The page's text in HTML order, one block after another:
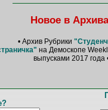
Новое в
• Архив Рубрики
на Демоскопе
выпусками 2017 года